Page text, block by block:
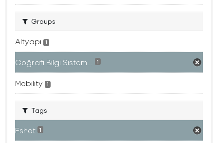
Groups
Altyapı 1
Coğrafi Bilgi Sistem... 1
Mobility 1
Tags
Eshot 1